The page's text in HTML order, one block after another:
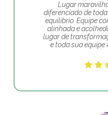
Lugar
diferenciado de
equilíbrio. Equipe
alinhada e
lugar de
e toda sua equipe